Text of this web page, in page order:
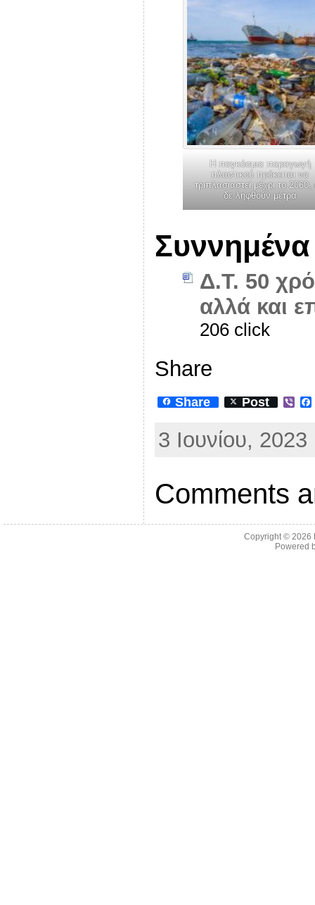
Η παγκόσμια παραγωγή
πλαστικού πρόκειται να
τριπλασιαστεί μέχρι το
δε ληφθούν μέτρα
Συννημένα
Δ.Τ. 50
αλλά και
206 click
Share
Share Post
V
e
r
3 Ιουνίου,
Comments
Copyright © 2026
Powered